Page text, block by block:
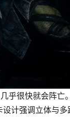
乎很快就会阵亡
计强调立体与多